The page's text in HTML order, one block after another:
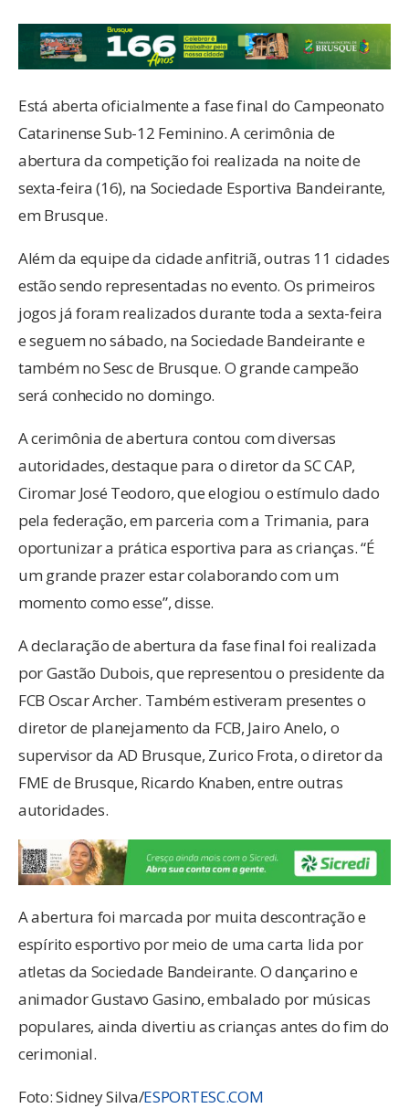
Está aberta oficialmente a fase final do Campeonato
Catarinense Sub-12 Feminino. A cerimônia de
abertura da competição foi realizada na noite de
sexta-feira (16), na Sociedade Esportiva Bandeirante,
em Brusque.
Além da equipe da cidade anfitriã, outras 11 cidades
estão sendo representadas no evento. Os primeiros
jogos já foram realizados durante toda a sexta-feira
e seguem no sábado, na Sociedade Bandeirante e
também no Sesc de Brusque. O grande campeão
será conhecido no domingo.
A cerimônia de abertura contou com diversas
autoridades, destaque para o diretor da SC CAP,
Ciromar José Teodoro, que elogiou o estímulo dado
pela federação, em parceria com a Trimania, para
oportunizar a prática esportiva para as crianças. “É
um grande prazer estar colaborando com um
momento como esse”, disse.
A declaração de abertura da fase final foi realizada
por Gastão Dubois, que representou o presidente da
FCB Oscar Archer. Também estiveram presentes o
diretor de planejamento da FCB, Jairo Anelo, o
supervisor da AD Brusque, Zurico Frota, o diretor da
FME de Brusque, Ricardo Knaben, entre outras
autoridades.
A abertura foi marcada por muita descontração e
espírito esportivo por meio de uma carta lida por
atletas da Sociedade Bandeirante. O dançarino e
animador Gustavo Gasino, embalado por músicas
populares, ainda divertiu as crianças antes do fim do
cerimonial.
Foto: Sidney Silva/ESPORTESC.COM